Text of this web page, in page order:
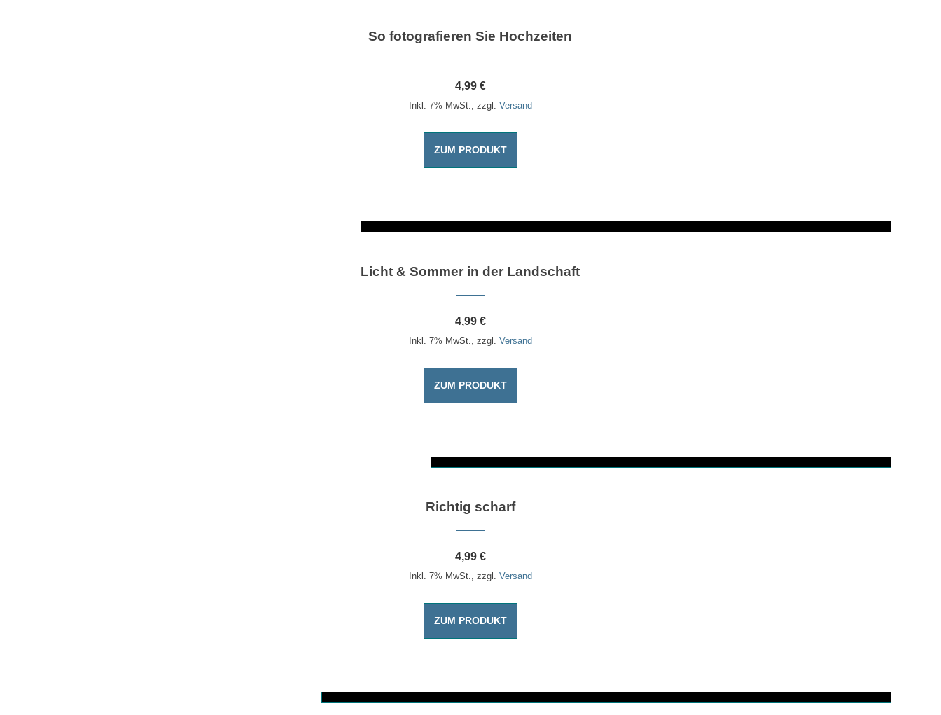
So fotografieren Sie Hochzeiten
4,99 €
Inkl. 7% MwSt., zzgl. Versand
ZUM PRODUKT
Dieses Produkt weist mehrere Varianten auf. Die Optionen können auf der Produktseite gewählt werden
Licht & Sommer in der Landschaft
4,99 €
Inkl. 7% MwSt., zzgl. Versand
ZUM PRODUKT
Dieses Produkt weist mehrere Varianten auf. Die Optionen können auf der Produktseite gewählt werden
Richtig scharf
4,99 €
Inkl. 7% MwSt., zzgl. Versand
ZUM PRODUKT
Dieses Produkt weist mehrere Varianten auf. Die Optionen können auf der Produktseite gewählt werden